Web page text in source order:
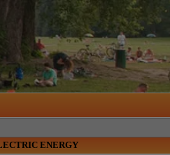
ENERGY